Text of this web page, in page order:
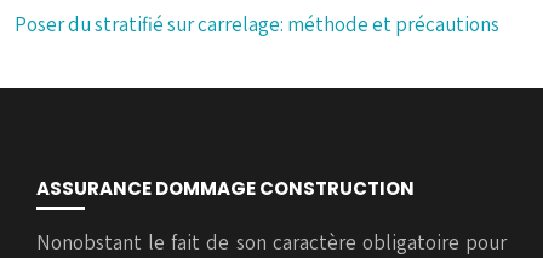
Poser du stratifié sur carrelage: méthode et précautions
ASSURANCE DOMMAGE CONSTRUCTION
Nonobstant le fait de son caractère obligatoire pour